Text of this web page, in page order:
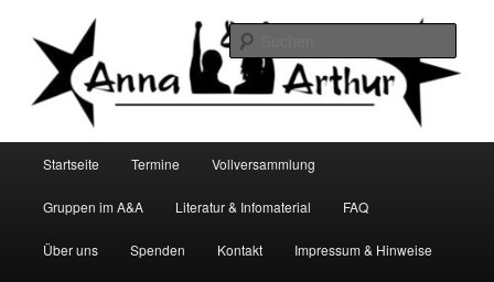
primären
springenAnna&Arthur
Startseite Termine Vollversammlung
Gruppen im A&A Literatur & Infomaterial FAQ
Über uns Spenden Kontakt Impressum & Hinweise